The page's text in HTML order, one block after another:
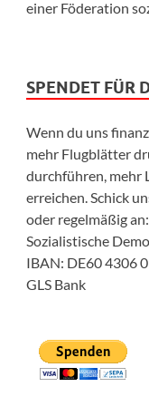
einer Föderation
SPENDET FÜR
Wenn du uns
mehr Flugblätter
durchführen, mehr
erreichen. Schick
oder regelmäßig an:
Sozialistische
IBAN: DE60 4306
GLS Bank